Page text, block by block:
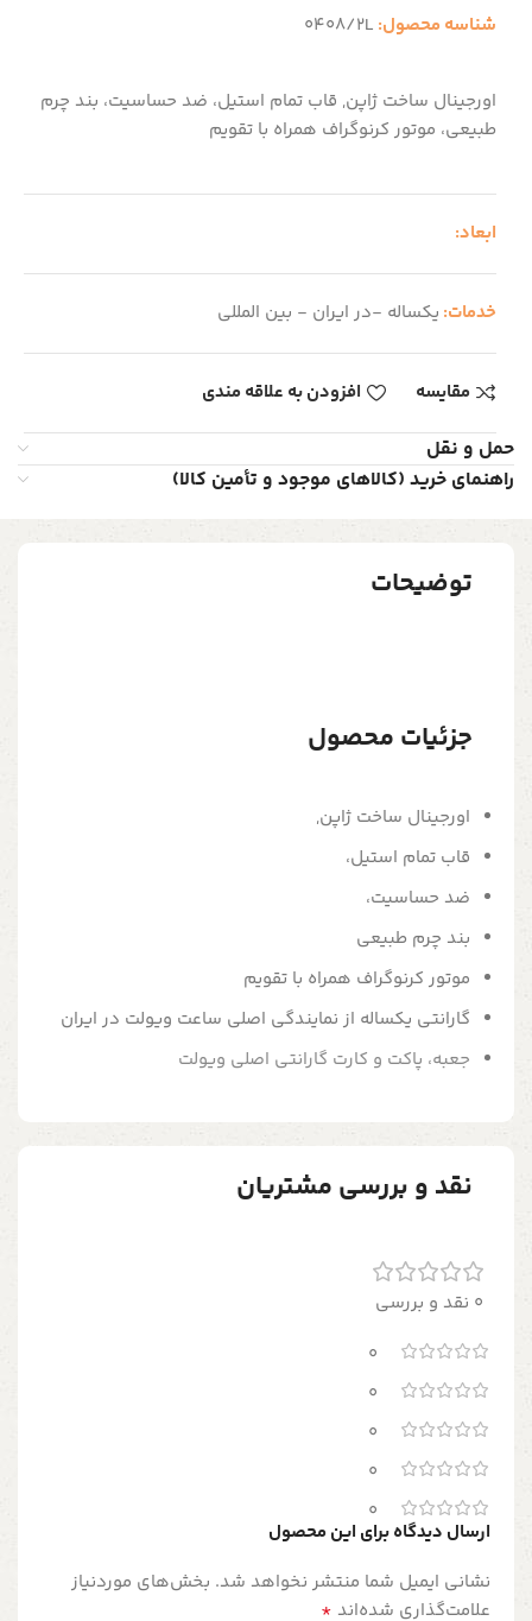
شناسه محصول: 0408/2L
اورجینال ساخت ژاپن, قاب تمام استیل، ضد حساسیت، بند چرم
طبیعی، موتور کرنوگراف همراه با تقویم
ابعاد:
خدمات: یکساله -در ایران - بین المللی
مقایسه افزودن به علاقه مندی
حمل و نقل
راهنمای خرید (کالاهای موجود و تأمین کالا)
توضیحات
جزئیات محصول
اورجینال ساخت ژاپن,
قاب تمام استیل،
ضد حساسیت،
بند چرم طبیعی
موتور کرنوگراف همراه با تقویم
گارانتی یکساله از نمایندگی اصلی ساعت ویولت در ایران
جعبه، پاکت و کارت گارانتی اصلی ویولت
نقد و بررسی مشتریان
0 نقد و بررسی
0
0
0
0
0
ارسال دیدگاه برای این محصول
نشانی ایمیل شما منتشر نخواهد شد. بخش‌های موردنیاز
علامت‌گذاری شده‌اند *